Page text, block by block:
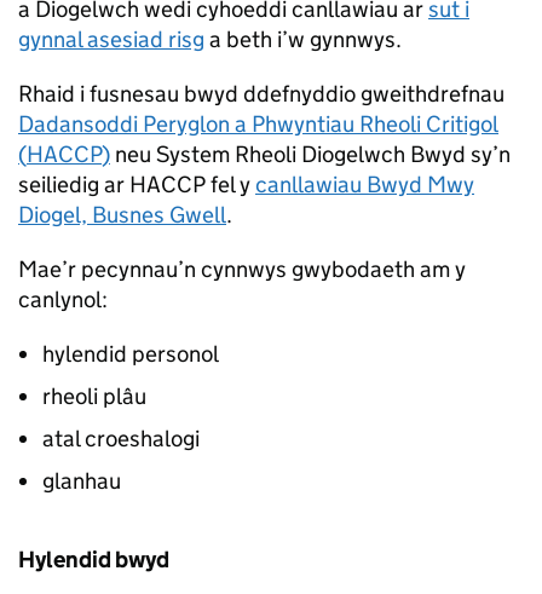
a Diogelwch wedi cyhoeddi canllawiau arsut i
gynnal asesiad risg a beth i’w gynnwys.
Rhaid i fusnesau bwyd ddefnyddio gweithdrefnau
Dadansoddi Peryglon a Phwyntiau Rheoli Critigol
(HACCP) neu System Rheoli Diogelwch Bwyd sy’n
seiliedig ar HACCPfel ycanllawiau Bwyd Mwy
Diogel, Busnes Gwell.
Mae’r pecynnau’n cynnwys gwybodaeth am y
canlynol:
hylendid personol
rheoli plâu
atal croeshalogi
glanhau
Hylendid bwyd